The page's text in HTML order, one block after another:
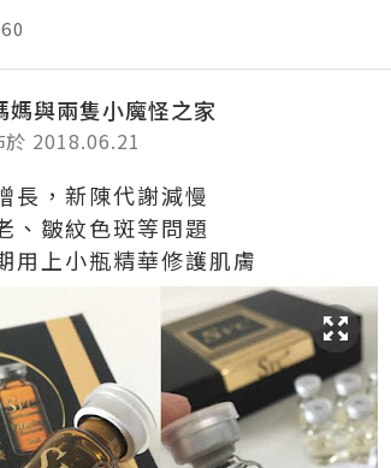
媽與兩隻小魔怪之家
於 2018.06.21
長，新陳代謝減慢
、皺紋色斑等問題
用上小瓶精華修護肌膚